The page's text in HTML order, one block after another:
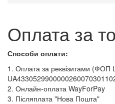
Оплата за
Способи оплати:
1. Оплата за реквізитами (ФОП
2. Онлайн-оплата WayForPay
3. Післяплата "Нова Пошта"